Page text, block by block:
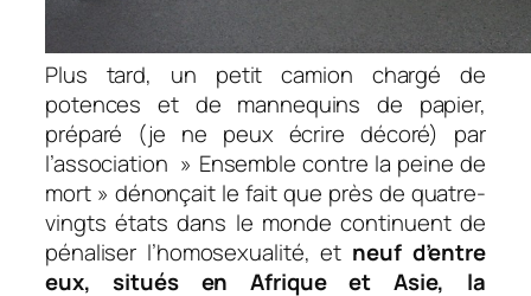
Plus tard, un petit camion chargé de
potences et de mannequins de papier,
préparé (je ne peux écrire décoré) par
l’association » Ensemble contre la peine de
mort » dénonçait le fait que près de quatre-
vingts états dans le monde continuent de
pénaliser l’homosexualité, et neuf d’entre
eux, situés en Afrique et Asie, la